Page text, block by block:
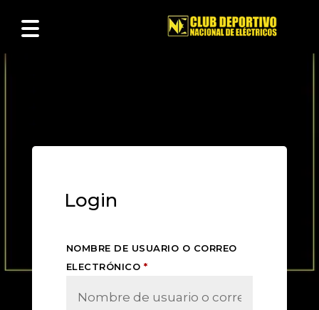
Login
NOMBRE DE USUARIO O CORREO
ELECTRÓNICO *